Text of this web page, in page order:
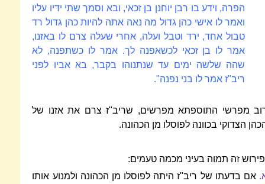
הפרה, וידע בו רבן יוחנן בן זכאי, ובא וסמך שתי ידיו עליו
ואמר לו אישי כהן גדול מה נאה אתה להיות כהן גדול רד
טבול אחד, ירד וטבל ועלה, אחרי שעלה צרם לו באזנו,
אמר לו בן זכאי לכשאפנה לך. אמר לו כשתפנה, לא
שהה שלשה ימים עד שנתנוהו בקבר, בא אביו לפני
ריב"ז אמר לו בני נפנה".
מפרשי התוספתא מפרשים, שריב"ז צרם את אזנו של
הצדוקי בכוונה לפוסלו מן הכהונה.
זה תמוה בעיני מכמה טעמים:
אם בדעתו של ריב"ז היתה לפוסלו מן הכהונה ולמנוע אותו